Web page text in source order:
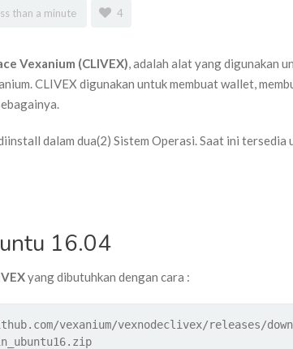
than a minute 4
Vexanium (CLIVEX), adalah alat yang digunakan
CLIVEX digunakan untuk membuat wallet,
dalam dua(2) Sistem Operasi. Saat ini tersedia
16.04
yang dibutuhkan dengan cara :
vexanium/vexnodeclivex/releases/